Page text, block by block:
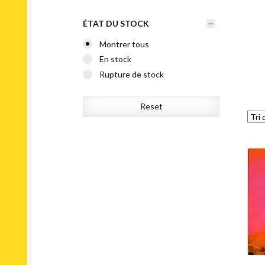
ÉTAT DU STOCK
Montrer tous
En stock
Rupture de stock
Reset